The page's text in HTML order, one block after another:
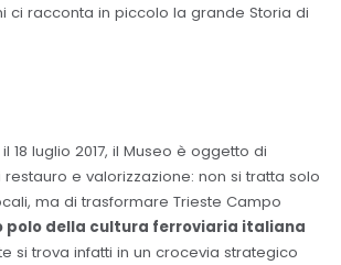
ci racconta in piccolo la grande Storia di
18 luglio 2017, il Museo è oggetto di
e valorizzazione: non si tratta solo
ma di trasformare Trieste Campo
polo della cultura ferroviaria italiana
si trova infatti in un crocevia strategico